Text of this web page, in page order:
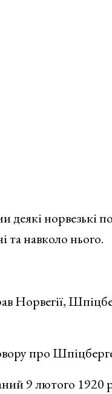
норвезькі
та навколо нього.
Норвегії,
про
9 лютого